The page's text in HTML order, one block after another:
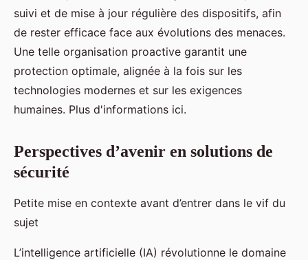
suivi et de mise à jour régulière des dispositifs, afin
de rester efficace face aux évolutions des menaces.
Une telle organisation proactive garantit une
protection optimale, alignée à la fois sur les
technologies modernes et sur les exigences
humaines. Plus d'informations ici.
Perspectives d’avenir en solutions de
sécurité
Petite mise en contexte avant d’entrer dans le vif du
sujet
L’intelligence artificielle (IA) révolutionne le domaine